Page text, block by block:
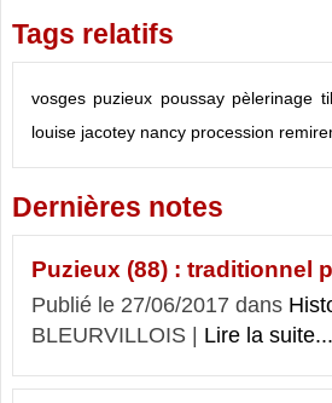
Tags relatifs
vosges puzieux poussay pèlerinage
louise jacotey nancy procession
Dernières notes
Puzieux (88) : traditionnel
Publié le 27/06/2017 dans
BLEURVILLOIS | Lire la suite...